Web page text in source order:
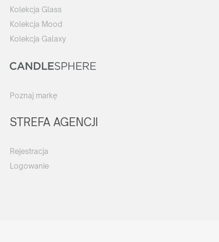
Kolekcja Glass
Kolekcja Mood
Kolekcja Galaxy
Poznaj markę
STREFA AGENCJI
Rejestracja
Logowanie